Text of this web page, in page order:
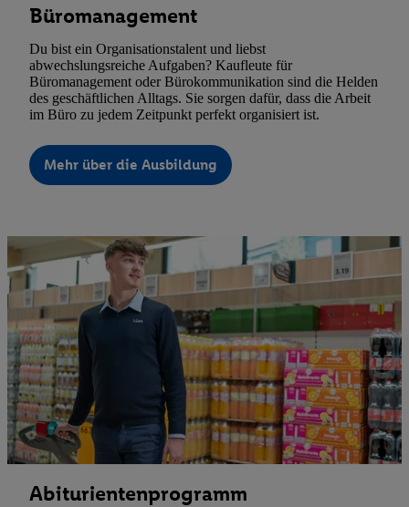
Büromanagement
Du bist ein Organisationstalent und liebst
abwechslungsreiche Aufgaben? Kaufleute für
Büromanagement oder Bürokommunikation sind die Helden
des geschäftlichen Alltags. Sie sorgen dafür, dass die Arbeit
im Büro zu jedem Zeitpunkt perfekt organisiert ist.
Mehr über die Ausbildung
Abiturientenprogramm